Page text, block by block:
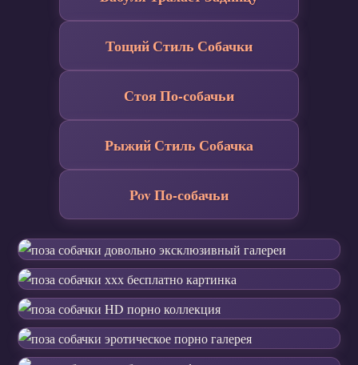
Тощий Стиль Собачки
Стоя По-собачьи
Рыжий Стиль Собачка
Pov По-собачьи